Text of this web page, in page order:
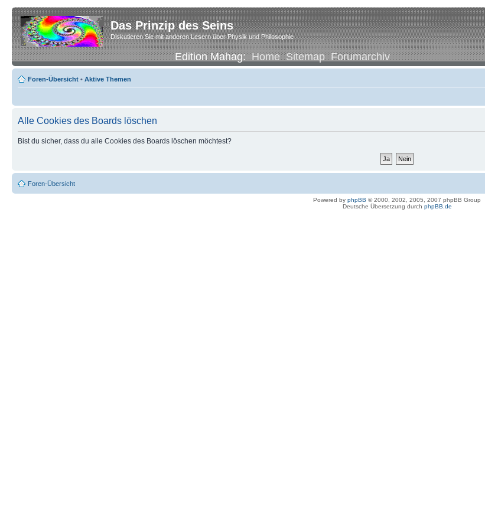
Das Prinzip des Seins
Diskutieren Sie mit anderen Lesern über Physik und Philosophie
Edition Mahag:Home Sitemap Forumarchiv
Foren-Übersicht • Aktive Themen
Alle Cookies des Boards löschen
Bist du sicher, dass du alle Cookies des Boards löschen möchtest?
Foren-Übersicht
Powered by phpBB © 2000, 2002, 2005, 2007 phpBB Group
Deutsche Übersetzung durch phpBB.de